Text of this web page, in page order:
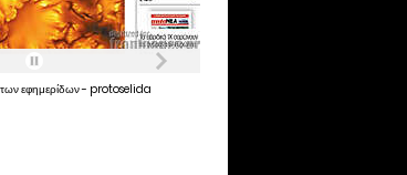
τωνεφημερίδων- protoselida